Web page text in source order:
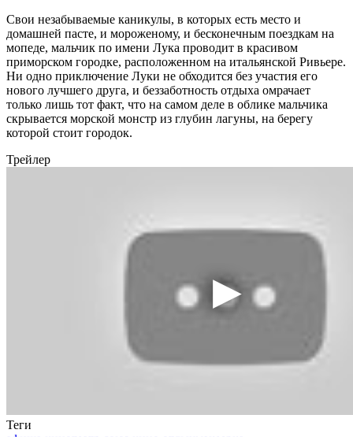
Свои незабываемые каникулы, в которых есть место и
домашней пасте, и мороженому, и бесконечным поездкам на
мопеде, мальчик по имени Лука проводит в красивом
приморском городке, расположенном на итальянской Ривьере.
Ни одно приключение Луки не обходится без участия его
нового лучшего друга, и беззаботность отдыха омрачает
только лишь тот факт, что на самом деле в облике мальчика
скрывается морской монстр из глубин лагуны, на берегу
которой стоит городок.
Трейлер
Теги